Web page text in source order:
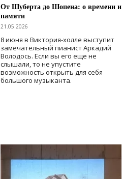
От Шуберта до Шопена: о времени и
памяти
21.05.2026
8 июня в Виктория-холле выступит
замечательный пианист Аркадий
Володось. Если вы его еще не
слышали, то не упустите
возможность открыть для себя
большого музыканта.